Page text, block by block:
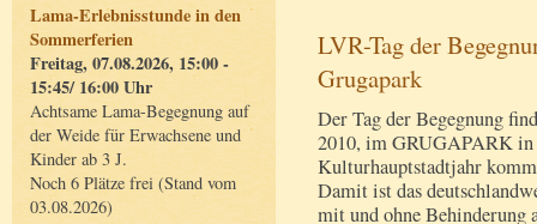
Lama-Erlebnisstunde in den
Sommerferien
Freitag, 07.08.2026, 15:00 -
15:45/ 16:00 Uhr
Achtsame Lama-Begegnung auf
der Weide für Erwachsene und
Kinder ab 3 J.
Noch 6 Plätze frei (Stand vom
03.08.2026)
LVR-Tag der
Grugapark
Der Tag der Begegnung
2010, im GRUGAPARK in
Kulturhauptstadtjahr
Damit ist das
mit und ohne Behinderung